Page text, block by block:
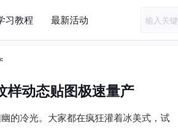
习教程 最新活动
样动态贴图极速量产
的冷光。大家都在疯狂灌着冰美式，试